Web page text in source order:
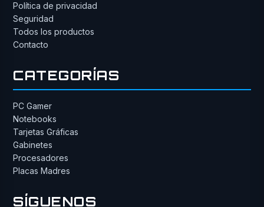
Política de privacidad
Seguridad
Todos los productos
Contacto
CATEGORÍAS
PC Gamer
Notebooks
Tarjetas Gráficas
Gabinetes
Procesadores
Placas Madres
SÍGUENOS